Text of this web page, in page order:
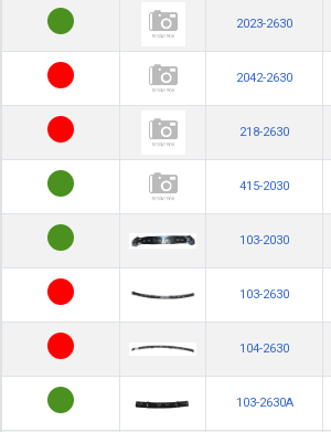
2023-2630
2042-2630
218-2630
415-2030
103-2030
103-2630
104-2630
103-2630A